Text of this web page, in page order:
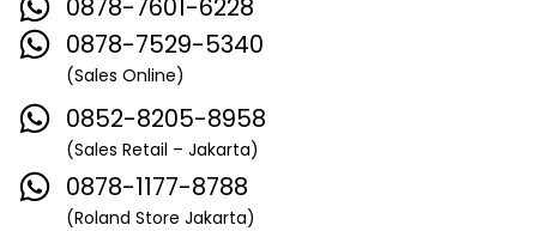
0878-7529-5340
(Sales Online)
0852-8205-8958
(Sales Retail – Jakarta)
0878-1177-8788
(Roland Store Jakarta)